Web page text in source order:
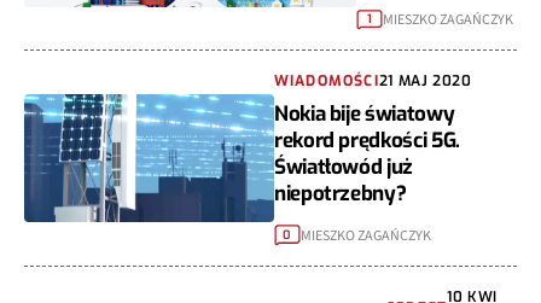
1 MIESZKO ZAGAŃCZYK
WIADOMOŚCI21 MAJ 2020
Nokia bije światowy
rekord prędkości 5G.
Światłowód już
niepotrzebny?
0 MIESZKO ZAGAŃCZYK
10 KWI